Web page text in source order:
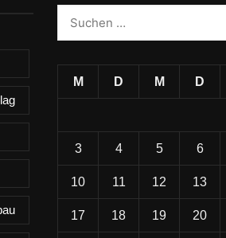
M D M D
3 4 5 6
10 11 12 13
17 18 19 20